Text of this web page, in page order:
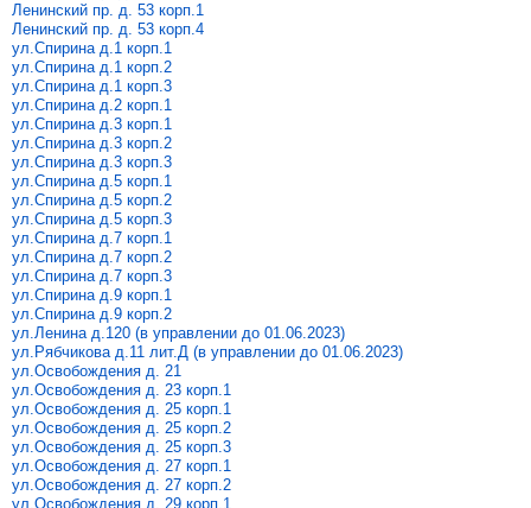
Ленинский пр. д. 53 корп.1
Ленинский пр. д. 53 корп.4
ул.Спирина д.1 корп.1
ул.Спирина д.1 корп.2
ул.Спирина д.1 корп.3
ул.Спирина д.2 корп.1
ул.Спирина д.3 корп.1
ул.Спирина д.3 корп.2
ул.Спирина д.3 корп.3
ул.Спирина д.5 корп.1
ул.Спирина д.5 корп.2
ул.Спирина д.5 корп.3
ул.Спирина д.7 корп.1
ул.Спирина д.7 корп.2
ул.Спирина д.7 корп.3
ул.Спирина д.9 корп.1
ул.Спирина д.9 корп.2
ул.Ленина д.120 (в управлении до 01.06.2023)
ул.Рябчикова д.11 лит.Д (в управлении до 01.06.2023)
ул.Освобождения д. 21
ул.Освобождения д. 23 корп.1
ул.Освобождения д. 25 корп.1
ул.Освобождения д. 25 корп.2
ул.Освобождения д. 25 корп.3
ул.Освобождения д. 27 корп.1
ул.Освобождения д. 27 корп.2
ул.Освобождения д. 29 корп.1